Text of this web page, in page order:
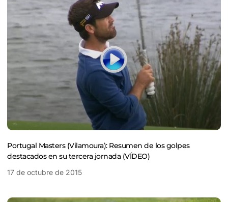
Portugal Masters (Vilamoura): Resumen de los golpes
destacados en su tercera jornada (VÍDEO)
17 de octubre de 2015